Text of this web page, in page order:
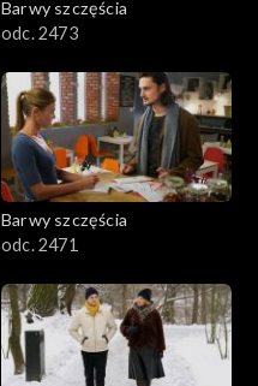
Barwy szczęścia
odc. 2473
Barwy szczęścia
odc. 2471